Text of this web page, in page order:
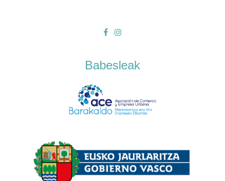
Babesleak